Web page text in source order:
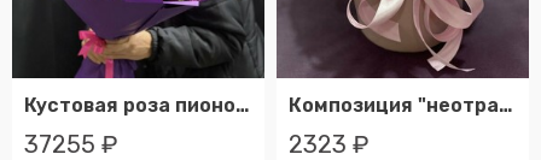
Кустовая роза пионовидная
37255 ₽
Композиция "неотразимое обаяние"
2323 ₽